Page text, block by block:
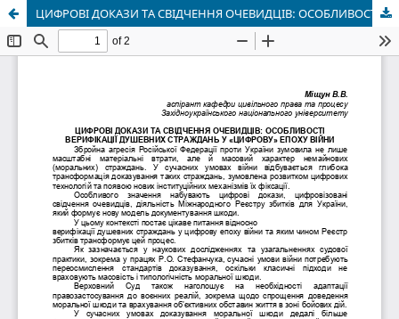
ЦИФРОВІ ДОКАЗИ ТА СВІДЧЕННЯ ОЧЕВИДЦІВ: ОСОБЛИВОСТІ ВЕРИФІКАЦІЇ ДУШЕВНИХ СТРАЖДАНЬ У «ЦИФРОВУ» ЕПОХУ ВІЙНИ